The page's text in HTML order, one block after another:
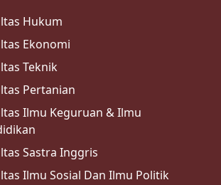
Hukum
Ekonomi
Teknik
Pertanian
Ilmu Keguruan & Ilmu
Sastra Inggris
Ilmu Sosial Dan Ilmu Politik